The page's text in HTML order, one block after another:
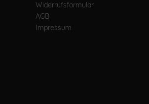
Widerrufsformular
AGB
Impressum